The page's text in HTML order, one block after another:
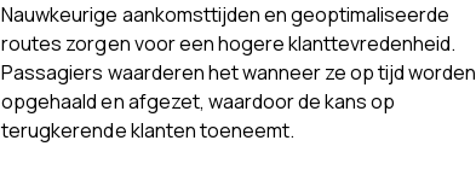
Nauwkeurige aankomsttijden en geoptimaliseerde
routes zorgen voor een hogere klanttevredenheid.
Passagiers waarderen het wanneer ze op tijd worden
opgehaald en afgezet, waardoor de kans op
terugkerende klanten toeneemt.